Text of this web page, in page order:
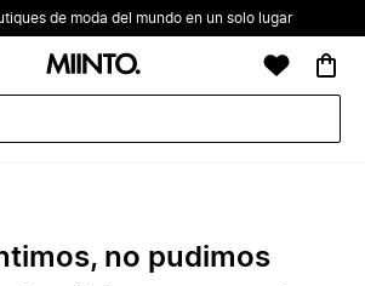
de moda del mundo en un solo lugar
no pudimos